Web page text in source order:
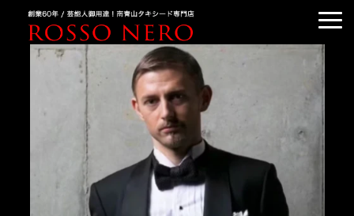
TUXEDO ORDER
TUXEDO RENTAL
TUXEDO RANKING
KIMONO DRESS
CUSTOMER'S VOICE
COLUMN &BLOG